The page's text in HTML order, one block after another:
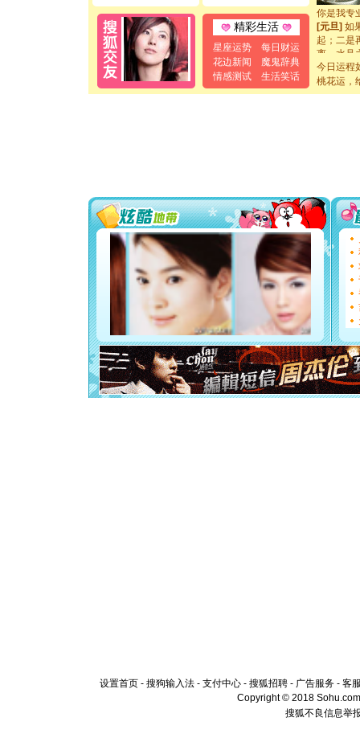
精彩生活
星座运势
每日财运
花边新闻
魔鬼辞典
情感测试
生活笑话
你是我专
[元旦]如
起；二是
离。水晶
[元旦]当
泣，这痛
卖了。水
你太多，
要平安
[圣诞节]
能正大
都要快乐
[圣诞节]
如意,快
[元旦]
看
断电。
你是我
[元旦]
起；二是
离。水晶
[元旦]当
泣，这痛
今日运程
桃花运，
设置首页 - 搜狗输入法 - 支付中心 - 搜狐招聘 - 广告服务 - 客
Copyright © 2018
搜狐不良信息举